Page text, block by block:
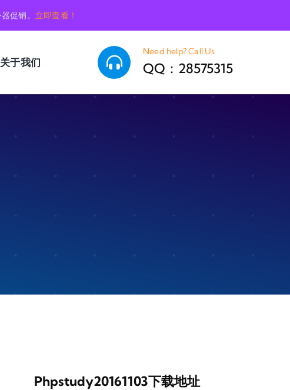
促销。 立即查看！
关于我们
Need help? Call Us
QQ：28575315
Phpstudy20161103下载地址